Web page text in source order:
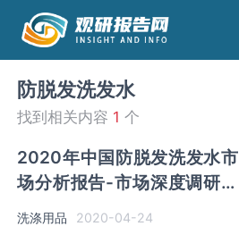
防脱发洗发水
找到相关内容 1 个
2020年中国防脱发洗发水市
场分析报告-市场深度调研与
发展前景评估
洗涤用品 2020-04-24